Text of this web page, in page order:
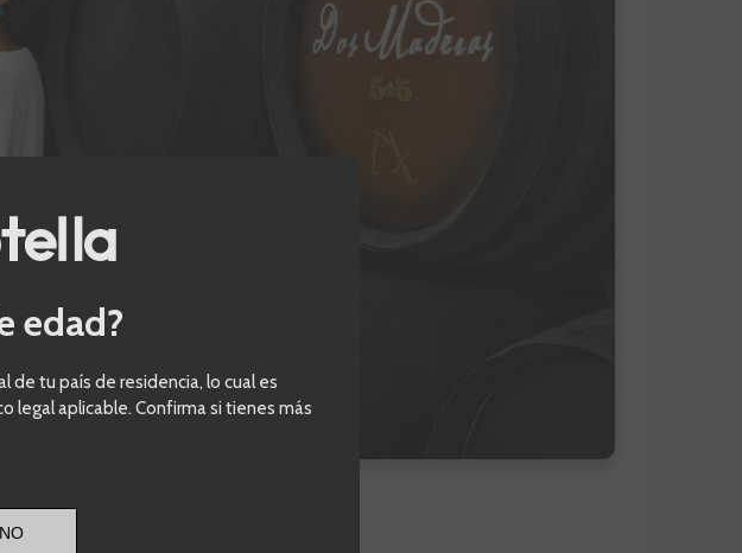
edad?
de tu país de residencia, lo cual es
legal aplicable. Confirma si tienes más